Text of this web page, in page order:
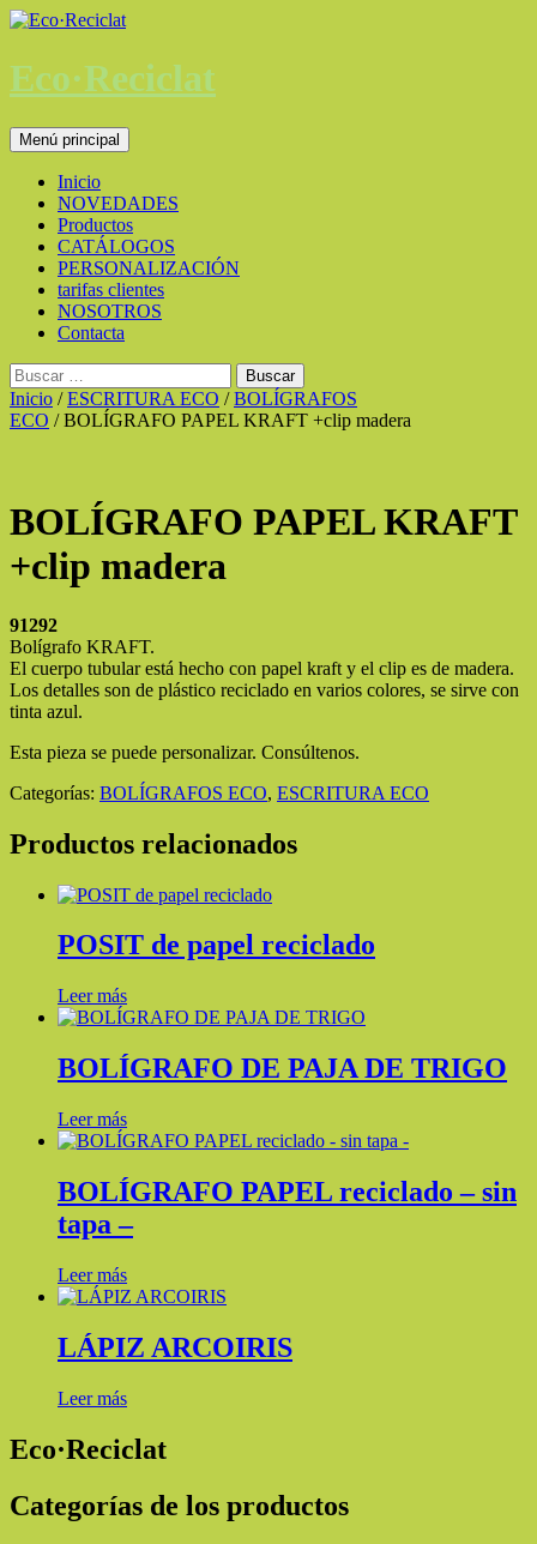
Saltar
contenido
Eco·Reciclat
Buscar
Menú principal
Inicio
NOVEDADES
Productos
CATÁLOGOS
PERSONALIZACIÓN
tarifas clientes
NOSOTROS
Contacta
Buscar:
Inicio /ESCRITURA ECO /BOLÍGRAFOS
ECO / BOLÍGRAFO PAPEL KRAFT +clip madera
BOLÍGRAFO PAPEL KRAFT
+clip madera
91292
Bolígrafo KRAFT.
El cuerpo tubular está hecho con papel kraft y el clip es de madera.
Los detalles son de plástico reciclado en varios colores, se sirve con
tinta azul.
Esta pieza se puede personalizar. Consúltenos.
Categorías: BOLÍGRAFOS ECO, ESCRITURA ECO
Productos relacionados
POSIT de papel reciclado
Leer más
BOLÍGRAFO DE PAJA DE TRIGO
Leer más
BOLÍGRAFO PAPEL reciclado – sin
tapa –
Leer más
LÁPIZ ARCOIRIS
Leer más
Eco·Reciclat
Categorías de los productos